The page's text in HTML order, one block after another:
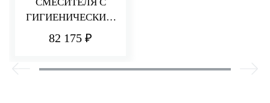
ГИГИЕНИЧЕСКИМ
ДУШЕМ PA36,
82 175 ₽